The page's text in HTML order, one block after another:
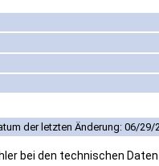
der letzten Änderung: 06/29/
bei den technischen